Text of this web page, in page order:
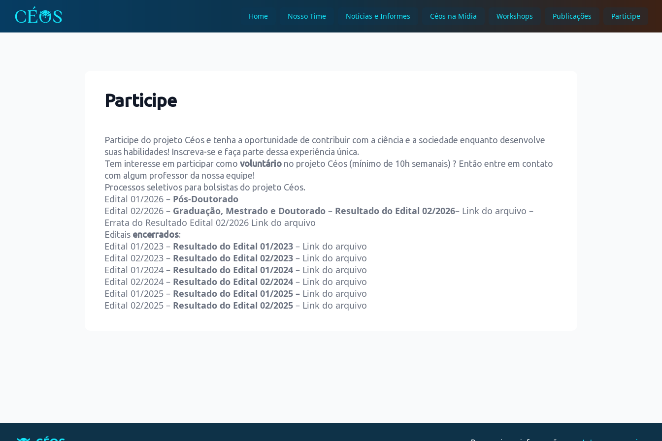
Home Nosso Time Notícias e Informes Céos na Mídia Workshops Publicações Participe
Participe
Participe do projeto Céos e tenha a oportunidade de contribuir com a ciência e a sociedade enquanto desenvolve
suas habilidades! Inscreva-se e faça parte dessa experiência única.
Tem interesse em participar como voluntário no projeto Céos (mínimo de 10h semanais) ? Então entre em contato
com algum professor da nossa equipe!
Processos seletivos para bolsistas do projeto Céos.
Edital 01/2026 – Pós-Doutorado
Edital 02/2026 – Graduação, Mestrado e Doutorado – Resultado do Edital 02/2026– Link do arquivo –
Errata do Resultado Edital 02/2026 Link do arquivo
Editais encerrados:
Edital 01/2023 – Resultado do Edital 01/2023 – Link do arquivo
Edital 02/2023 – Resultado do Edital 02/2023 – Link do arquivo
Edital 01/2024 – Resultado do Edital 01/2024 – Link do arquivo
Edital 02/2024 – Resultado do Edital 02/2024 – Link do arquivo
Edital 01/2025 – Resultado do Edital 01/2025 – Link do arquivo
Edital 02/2025 – Resultado do Edital 02/2025 – Link do arquivo